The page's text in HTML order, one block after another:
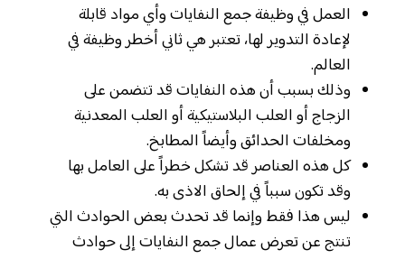
العمل في وظيفة جمع النفايات وأي مواد قابلة
لإعادة التدوير لها، تعتبر هي ثاني أخطر وظيفة في
العالم.
وذلك بسبب أن هذه النفايات قد تتضمن على
الزجاج أو العلب البلاستيكية أو العلب المعدنية
ومخلفات الحدائق وأيضاً المطابخ.
كل هذه العناصر قد تشكل خطراً على العامل بها
وقد تكون سبباً في إلحاق الاذى به.
ليس هذا فقط وإنما قد تحدث بعض الحوادث التي
تنتج عن تعرض عمال جمع النفايات إلى حوادث